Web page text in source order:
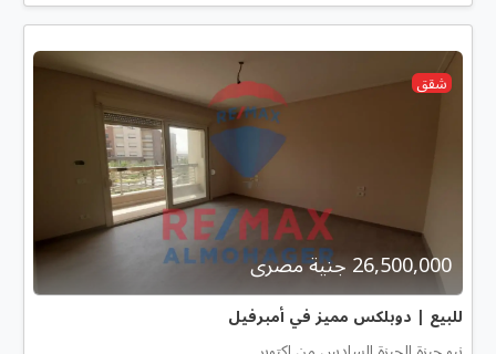
شقق
26,500,000 جنية مصرى
للبيع | دوبلكس مميز في أمبرفيل